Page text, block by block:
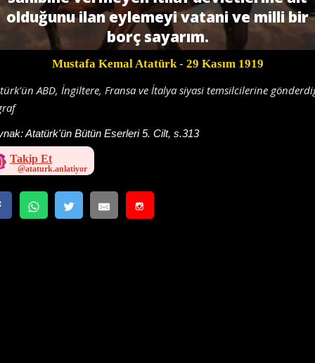
olduğunu ilan eylemeyi vatani ve milli bir
borç sayarım.
Mustafa Kemal Atatürk- 29 Kasım 1919
ABD, İngiltere, Fransa ve İtalya siyasi temsilcilerine
Atatürk'ün Bütün Eserleri 5. Cilt, s.313
Takip Et